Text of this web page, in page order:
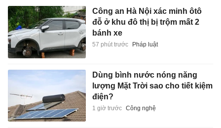
Công an Hà Nội xác minh ôtô
đỗ ở khu đô thị bị trộm mất 2
bánh xe
57 phút trước Pháp luật
Dùng bình nước nóng năng
lượng Mặt Trời sao cho tiết kiệm
điện?
1 giờ trước Công nghệ